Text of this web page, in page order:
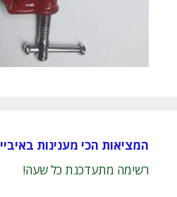
המציאות הכי מענינות באיביי
רשימה מתעדכנת כל שעה!